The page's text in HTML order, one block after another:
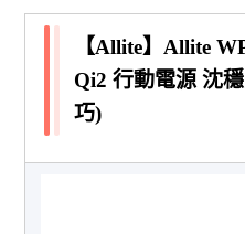
【Allite】Allite
Qi2 行動電源 沈
巧)